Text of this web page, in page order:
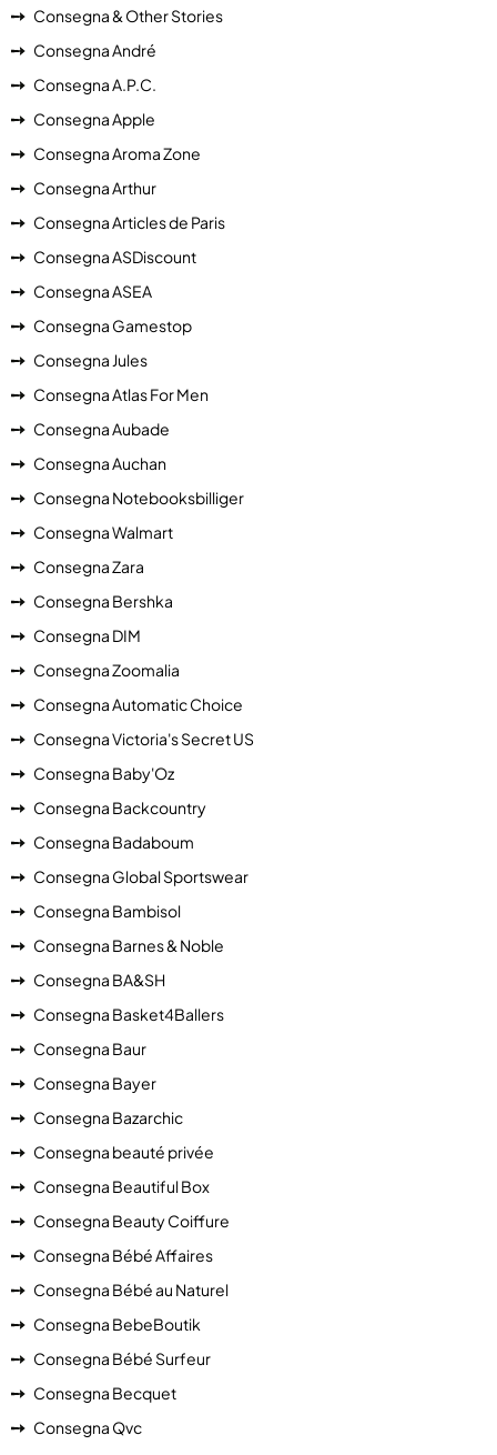
Consegna & Other Stories
Consegna André
Consegna A.P.C.
Consegna Apple
Consegna Aroma Zone
Consegna Arthur
Consegna Articles de Paris
Consegna ASDiscount
Consegna ASEA
Consegna Gamestop
Consegna Jules
Consegna Atlas For Men
Consegna Aubade
Consegna Auchan
Consegna Notebooksbilliger
Consegna Walmart
Consegna Zara
Consegna Bershka
Consegna DIM
Consegna Zoomalia
Consegna Automatic Choice
Consegna Victoria's Secret US
Consegna Baby'Oz
Consegna Backcountry
Consegna Badaboum
Consegna Global Sportswear
Consegna Bambisol
Consegna Barnes & Noble
Consegna BA&SH
Consegna Basket4Ballers
Consegna Baur
Consegna Bayer
Consegna Bazarchic
Consegna beauté privée
Consegna Beautiful Box
Consegna Beauty Coiffure
Consegna Bébé Affaires
Consegna Bébé au Naturel
Consegna BebeBoutik
Consegna Bébé Surfeur
Consegna Becquet
Consegna Qvc